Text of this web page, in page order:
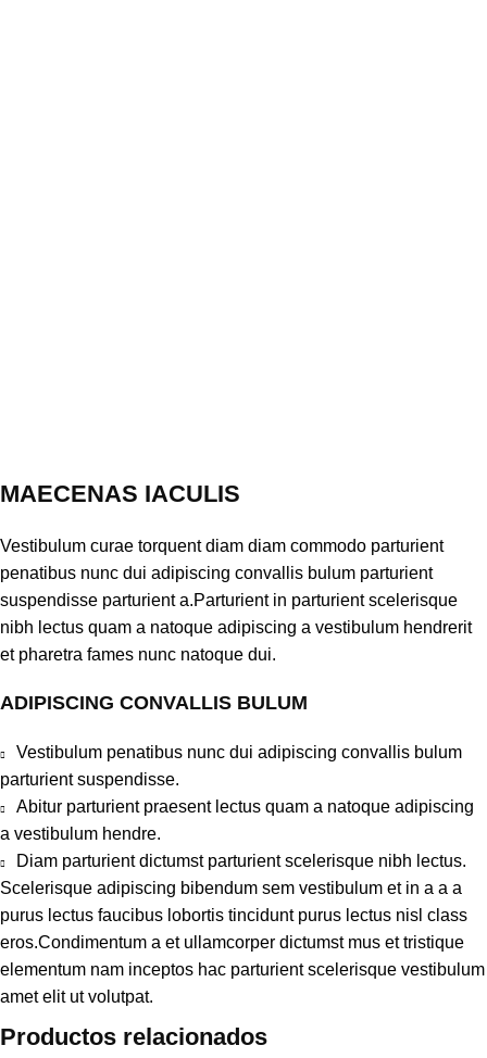
MAECENAS IACULIS
Vestibulum curae torquent diam diam commodo parturient
penatibus nunc dui adipiscing convallis bulum parturient
suspendisse parturient a.Parturient in parturient scelerisque
nibh lectus quam a natoque adipiscing a vestibulum hendrerit
et pharetra fames nunc natoque dui.
ADIPISCING CONVALLIS BULUM
Vestibulum penatibus nunc dui adipiscing convallis bulum
parturient suspendisse.
Abitur parturient praesent lectus quam a natoque adipiscing
a vestibulum hendre.
Diam parturient dictumst parturient scelerisque nibh lectus.
Scelerisque adipiscing bibendum sem vestibulum et in a a a
purus lectus faucibus lobortis tincidunt purus lectus nisl class
eros.Condimentum a et ullamcorper dictumst mus et tristique
elementum nam inceptos hac parturient scelerisque vestibulum
amet elit ut volutpat.
Productos relacionados